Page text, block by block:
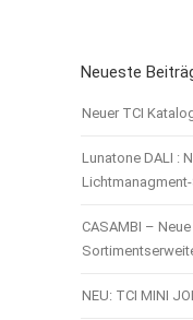
Neueste
Neuer TCI
Lunatone DALI :
CASAMBI –
NEU: TCI MINI